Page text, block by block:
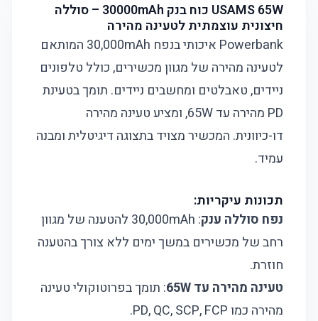
USAMS 65W כוח בנק 30000mAh – סוללה
חיצונית עוצמתית לטעינה מהירה
Powerbank איכותי בנפח 30,000mAh המותאם
לטעינה מהירה של מגוון מכשירים, כולל טלפונים
ניידים, טאבלטים ומחשבים ניידים. תומך בטעינת
PD מהירה עד 65W, ומציע טעינה מהירה
דו-כיוונית. המכשיר מצויד בתצוגה דיגיטלית ומבנה
עמיד.
תכונות עיקריות:
נפח סוללה ענק
: 30,000mAh להטענה של מגוון
רחב של מכשירים במשך ימים ללא צורך בהטענה
חוזרת.
טעינה מהירה עד 65W
: תומך בפרוטוקולי טעינה
מהירה כמו PD, QC, SCP, FCP.